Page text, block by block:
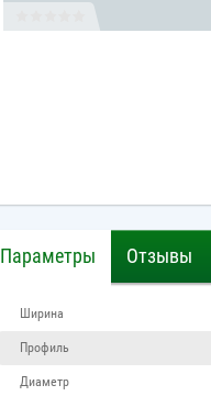
Параметры Отзывы
Ширина
Профиль
Диаметр